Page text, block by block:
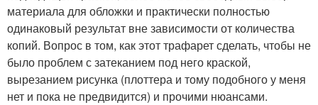
материала для обложки и практически полностью
одинаковый результат вне зависимости от количества
копий. Вопрос в том, как этот трафарет сделать, чтобы не
было проблем с затеканием под него краской,
вырезанием рисунка (плоттера и тому подобного у меня
нет и пока не предвидится) и прочими нюансами.